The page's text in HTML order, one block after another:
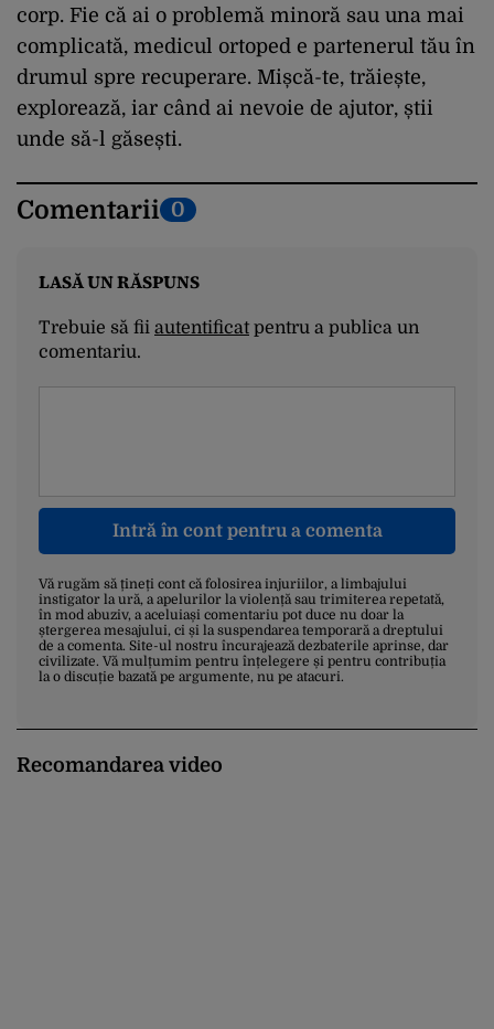
corp. Fie că ai o problemă minoră sau una mai
complicată, medicul ortoped e partenerul tău în
drumul spre recuperare. Mișcă-te, trăiește,
explorează, iar când ai nevoie de ajutor, știi
unde să-l găsești.
Comentarii 0
LASĂ UN RĂSPUNS
Trebuie să fii autentificatpentru a publica un
comentariu.
Intră în cont pentru a comenta
Vă rugăm să țineți cont că folosirea injuriilor, a limbajului
instigator la ură, a apelurilor la violență sau trimiterea repetată,
în mod abuziv, a aceluiași comentariu pot duce nu doar la
ștergerea mesajului, ci și la suspendarea temporară a dreptului
de a comenta. Site-ul nostru încurajează dezbaterile aprinse, dar
civilizate. Vă mulțumim pentru înțelegere și pentru contribuția
la o discuție bazată pe argumente, nu pe atacuri.
Recomandarea video